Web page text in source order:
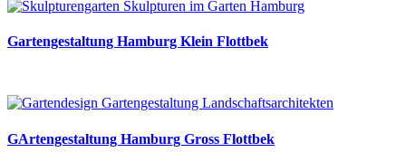
Gartengestaltung Hamburg Klein Flottbek
GArtengestaltung Hamburg Gross Flottbek